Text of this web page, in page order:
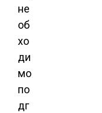
не
об
хо
ди
мо
по
дг